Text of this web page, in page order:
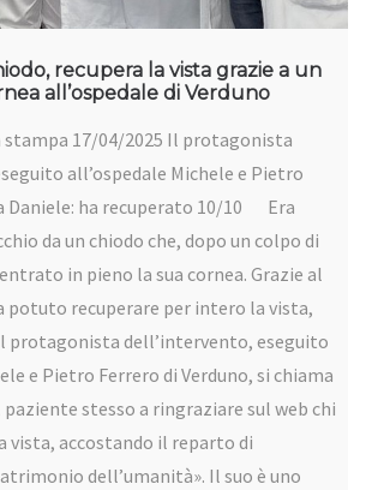
recupera la vista grazie a un
all’ospedale di Verduno
stampa 17/04/2025 Il protagonista
all’ospedale Michele e Pietro
Daniele: ha recuperato 10/10 Era
da un chiodo che, dopo un colpo di
in pieno la sua cornea. Grazie al
potuto recuperare per intero la vista,
protagonista dell’intervento, eseguito
e Pietro Ferrero di Verduno, si chiama
stesso a ringraziare sul web chi
accostando il reparto di
dell’umanità». Il suo è uno